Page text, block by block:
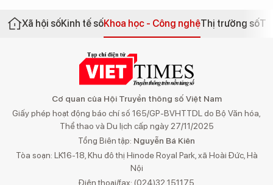
Xã hội sốKinh tế sốKhoa học - Công nghệThị trường số
Cơ quan của Hội Truyền thông số Việt Nam
Giấy phép hoạt động báo chí số 165/GP-BVHTTDL do Bộ Văn hóa,
Thể thao và Du lịch cấp ngày 27/11/2025
Tổng Biên tập: Nguyễn Bá Kiên
Tòa soạn: LK16-18, Khu đô thị Hinode Royal Park, xã Hoài Đức, Hà
Nội
Điện thoại/fax: (024)32 151175